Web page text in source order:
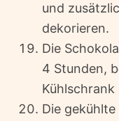
und
dekorieren.
Die
4 Stunden,
Kühlschrank
Die